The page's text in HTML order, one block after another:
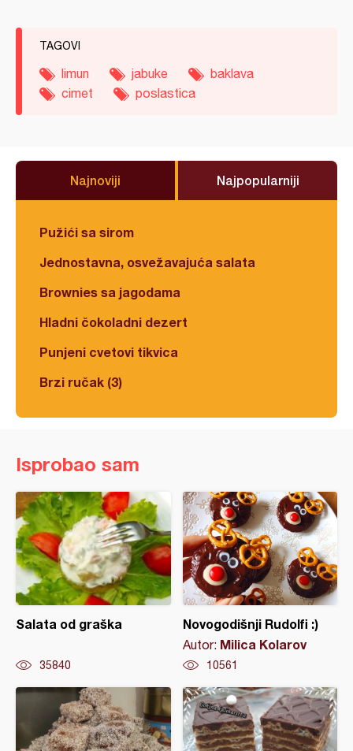
TAGOVI
limun jabuke
baklava
cimet
poslastica
Najnoviji Najpopularniji
Pužići sa sirom
Jednostavna, osvežavajuća salata
Brownies sa jagodama
Hladni čokoladni dezert
Punjeni cvetovi tikvica
Brzi ručak (3)
Isprobao sam
Salata od graška
35840
Novogodišnji Rudolfi :)
Autor: Milica Kolarov
10561